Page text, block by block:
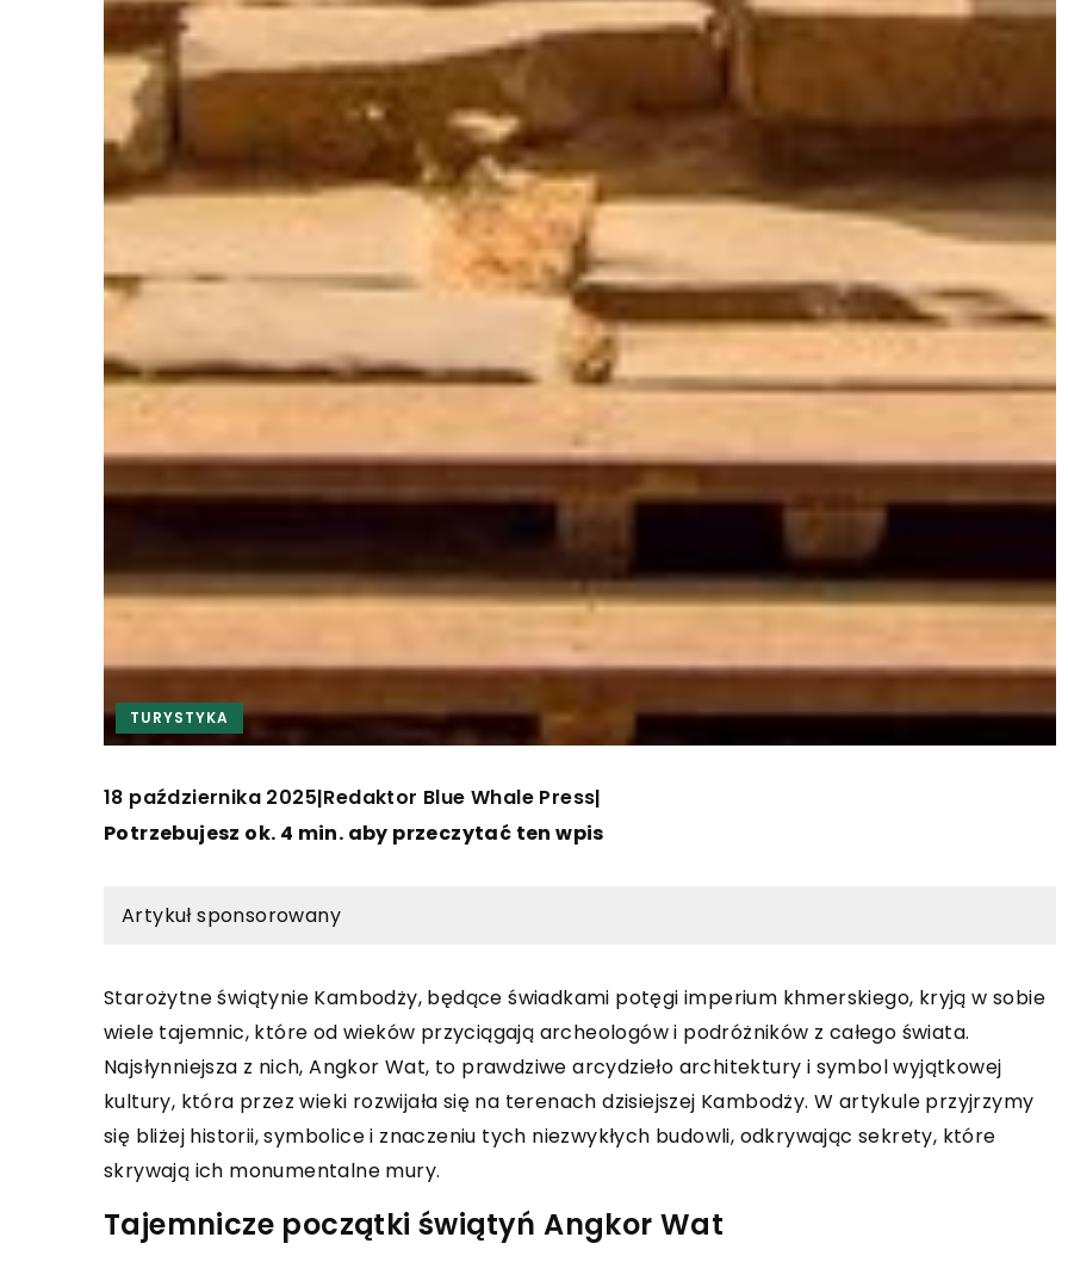
TURYSTYKA
18 października 2025|Redaktor Blue Whale Press|
Potrzebujesz ok. 4 min. aby przeczytać ten wpis
Artykuł sponsorowany
Starożytne świątynie Kambodży, będące świadkami potęgi imperium khmerskiego, kryją w sobie
wiele tajemnic, które od wieków przyciągają archeologów i podróżników z całego świata.
Najsłynniejsza z nich, Angkor Wat, to prawdziwe arcydzieło architektury i symbol wyjątkowej
kultury, która przez wieki rozwijała się na terenach dzisiejszej Kambodży. W artykule przyjrzymy
się bliżej historii, symbolice i znaczeniu tych niezwykłych budowli, odkrywając sekrety, które
skrywają ich monumentalne mury.
Tajemnicze początki świątyń Angkor Wat